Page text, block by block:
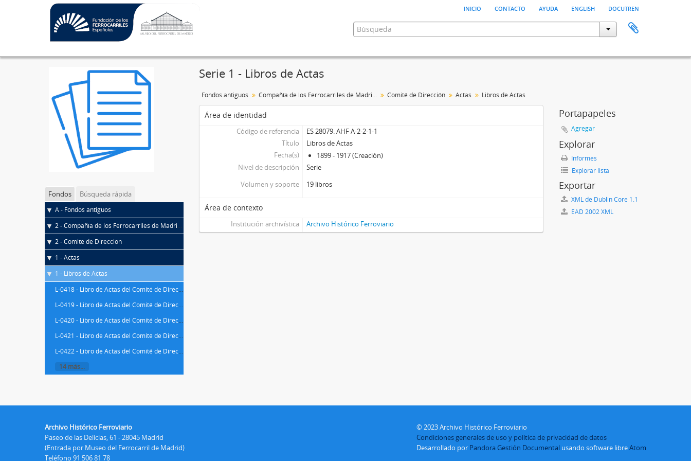
inicio contacto ayuda english docutren
Fondos Búsqueda rápida
A - Fondos antiguos
2 - Compañía de los Ferrocarriles de Madrid a Zaragoza y Alicante
2 - Comité de Dirección
1 - Actas
1 - Libros de Actas
L-0418 - Libro de Actas del Comité de Dirección de la Compañía MZA
L-0419 - Libro de Actas del Comité de Dirección de la Compañía MZA
L-0420 - Libro de Actas del Comité de Dirección de la Compañía MZA
L-0421 - Libro de Actas del Comité de Dirección de la Compañía MZA
L-0422 - Libro de Actas del Comité de Dirección de la Compañía MZA
14 más...
Serie 1 - Libros de Actas
Fondos antiguos Compañía de los Ferrocarriles de Madrid a Zaragoza y Alicante Comité de Dirección Actas Libros de Actas
Área de identidad
Código de referencia
ES 28079. AHF A-2-2-1-1
Título
Libros de Actas
Fecha(s)
1899 - 1917 (Creación)
Nivel de descripción
Serie
Volumen y soporte
19 libros
Área de contexto
Institución archivística Archivo Histórico Ferroviario
Portapapeles
Agregar
Explorar
Informes
Explorar lista
Exportar
XML de Dublin Core 1.1
EAD 2002 XML
Archivo Histórico Ferroviario
Paseo de las Delicias, 61 - 28045 Madrid
(Entrada por Museo del Ferrocarril de Madrid)
Teléfono 91 506 81 78
© 2023 Archivo Histórico Ferroviario
Condiciones generales de uso y política de privacidad de datos
Desarrollado por Pandora Gestión Documental usando software libreAtom